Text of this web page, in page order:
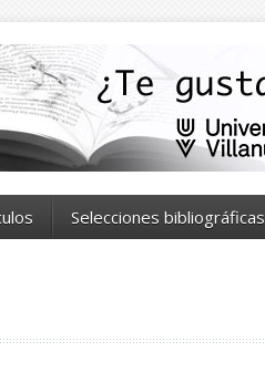
Selecciones bibliográficas